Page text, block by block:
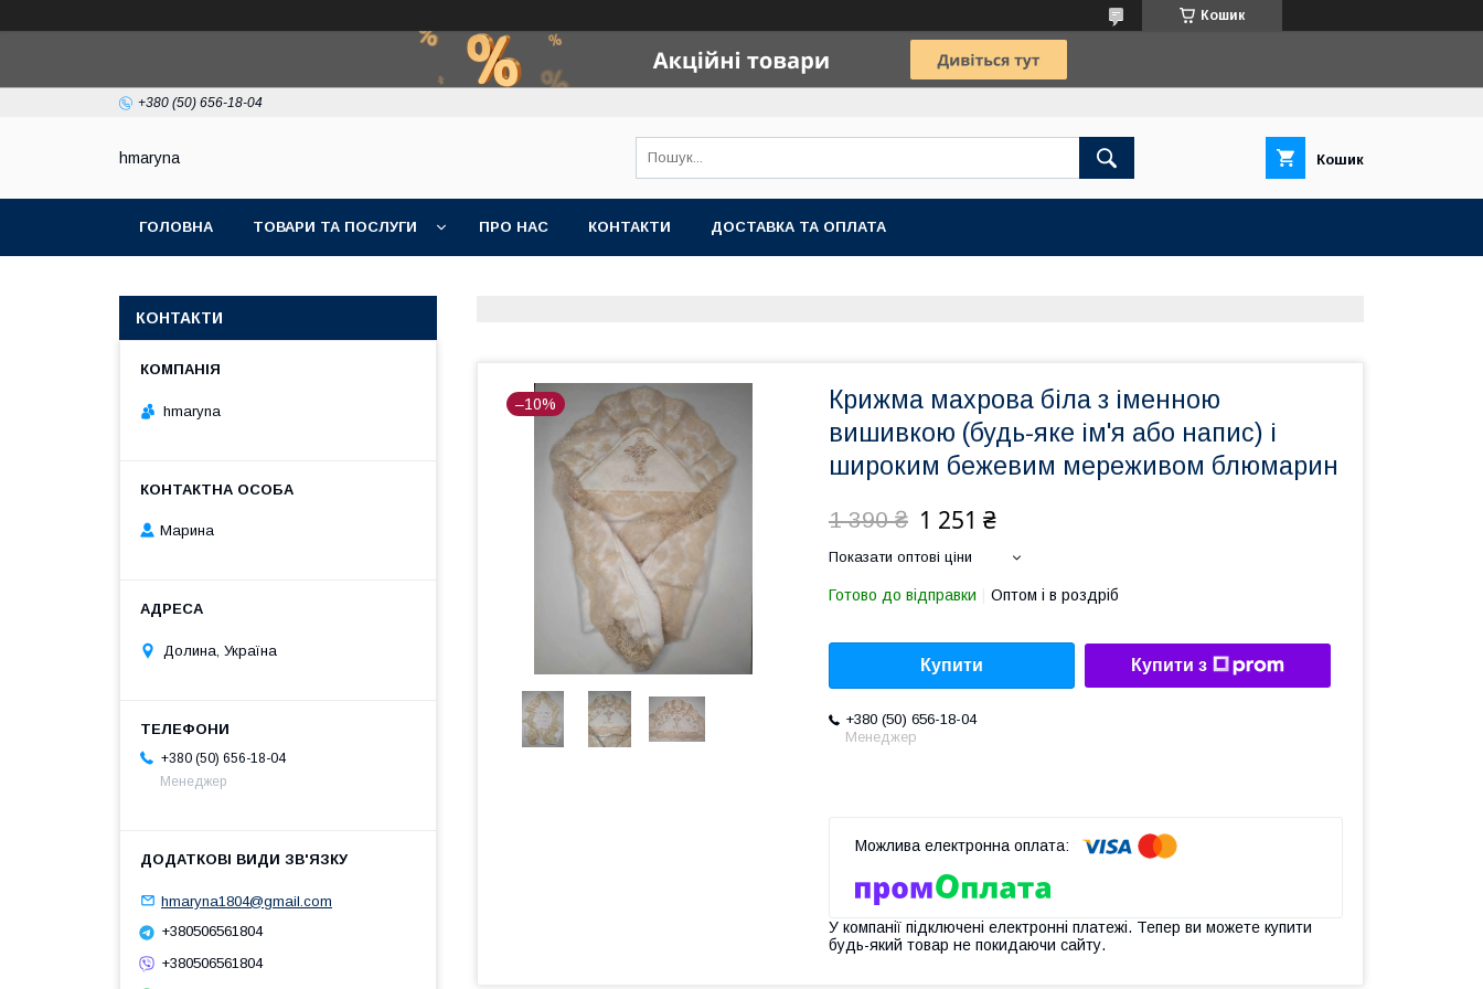
Кошик
+380 (50) 656-18-04
hmaryna Кошик
ГОЛОВНА ТОВАРИ ТА ПОСЛУГИ ПРО НАС КОНТАКТИ ДОСТАВКА ТА ОПЛАТА
–10%
Крижма махрова біла з іменною
вишивкою (будь-яке ім'я або напис) і
широким бежевим мереживом блюмарин
1 390 ₴ 1 251 ₴
Показати оптові ціни
Готово до відправки Оптом і в роздріб
Купити Купити з
+380 (50) 656-18-04
Менеджер
У компанії підключені електронні платежі. Тепер ви можете купити
будь-який товар не покидаючи сайту.
КОНТАКТИ
hmaryna
Марина
Долина, Україна
+380 (50) 656-18-04
Менеджер
hmaryna1804@gmail.com
+380506561804
+380506561804